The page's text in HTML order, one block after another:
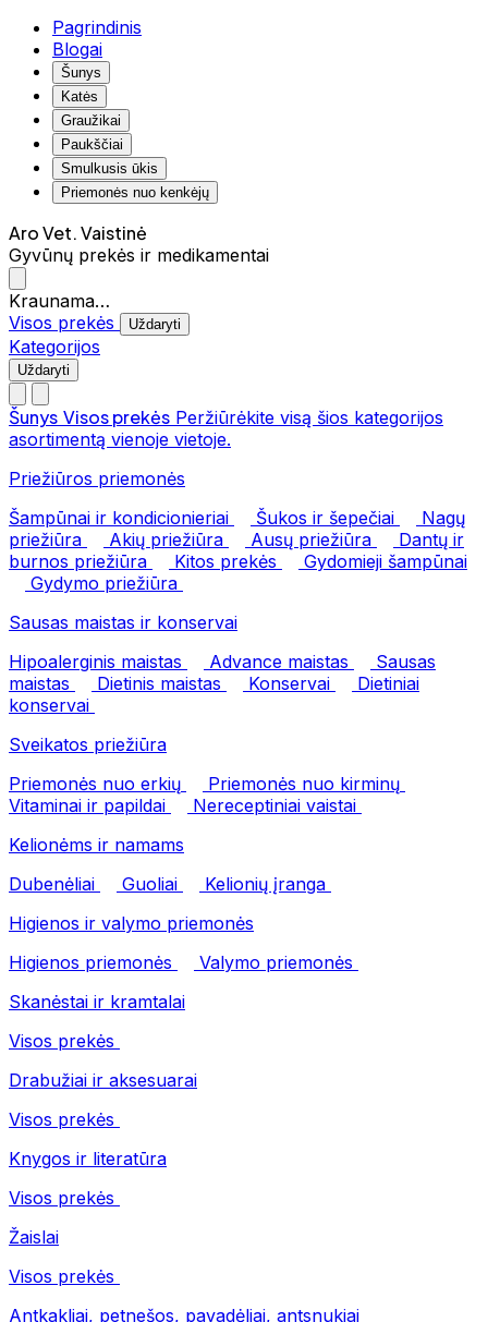
Pagrindinis
Blogai
Šunys
Katės
Graužikai
Paukščiai
Smulkusis ūkis
Priemonės nuo kenkėjų
Aro Vet. Vaistinė
Gyvūnų prekės ir medikamentai
Kraunama…
Visos prekės
Uždaryti
Kategorijos
Uždaryti
Šunys Visos prekės Peržiūrėkite visą šios kategorijos
asortimentą vienoje vietoje.
Priežiūros priemonės
Šampūnai ir kondicionieriai
Šukos ir šepečiai
Nagų
priežiūra
Akių priežiūra Ausų priežiūra
Dantų ir
burnos priežiūra
Kitos prekės
Gydomieji šampūnai
Gydymo priežiūra
Sausas maistas ir konservai
Hipoalerginis maistas
Advance maistas
Sausas
maistas
Dietinis maistas Konservai
Dietiniai
konservai
Sveikatos priežiūra
Priemonės nuo erkių
Priemonės nuo kirminų
Vitaminai ir papildai
Nereceptiniai vaistai
Kelionėms ir namams
Dubenėliai
Guoliai
Kelionių įranga
Higienos ir valymo priemonės
Higienos priemonės
Valymo priemonės
Skanėstai ir kramtalai
Visos prekės
Drabužiai ir aksesuarai
Visos prekės
Knygos ir literatūra
Visos prekės
Žaislai
Visos prekės
Antkakliai, petnešos, pavadėliai, antsnukiai